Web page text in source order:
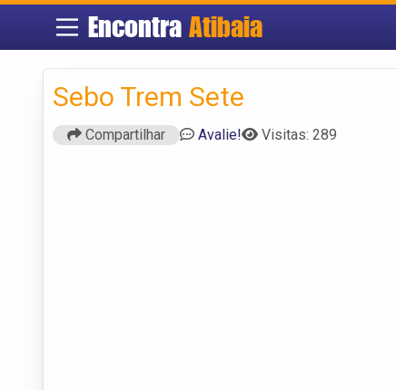
EncontraAtibaia
Sebo Trem Sete
Compartilhar Avalie! Visitas: 289